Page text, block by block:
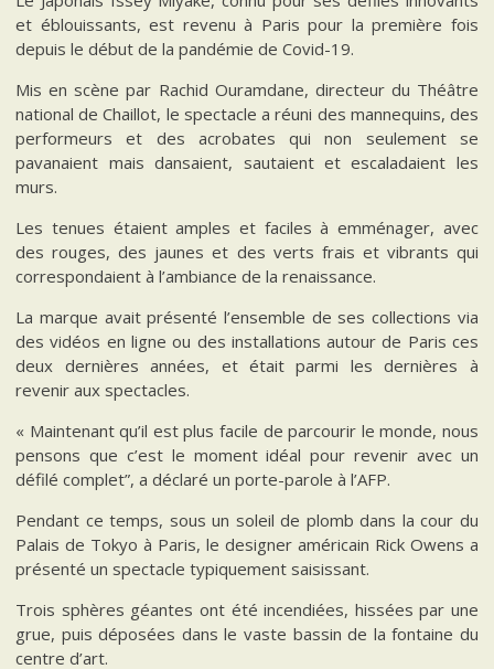
et éblouissants, est revenu à Paris pour la première fois
depuis le début de la pandémie de Covid-19.
Mis en scène par Rachid Ouramdane, directeur du Théâtre
national de Chaillot, le spectacle a réuni des mannequins, des
performeurs et des acrobates qui non seulement se
pavanaient mais dansaient, sautaient et escaladaient les
murs.
Les tenues étaient amples et faciles à emménager, avec
des rouges, des jaunes et des verts frais et vibrants qui
correspondaient à l’ambiance de la renaissance.
La marque avait présenté l’ensemble de ses collections via
des vidéos en ligne ou des installations autour de Paris ces
deux dernières années, et était parmi les dernières à
revenir aux spectacles.
« Maintenant qu’il est plus facile de parcourir le monde, nous
pensons que c’est le moment idéal pour revenir avec un
défilé complet”, a déclaré un porte-parole à l’AFP.
Pendant ce temps, sous un soleil de plomb dans la cour du
Palais de Tokyo à Paris, le designer américain Rick Owens a
présenté un spectacle typiquement saisissant.
Trois sphères géantes ont été incendiées, hissées par une
grue, puis déposées dans le vaste bassin de la fontaine du
centre d’art.